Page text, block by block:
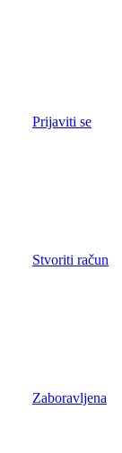
Prijaviti se
Stvoriti račun
Zaboravljena